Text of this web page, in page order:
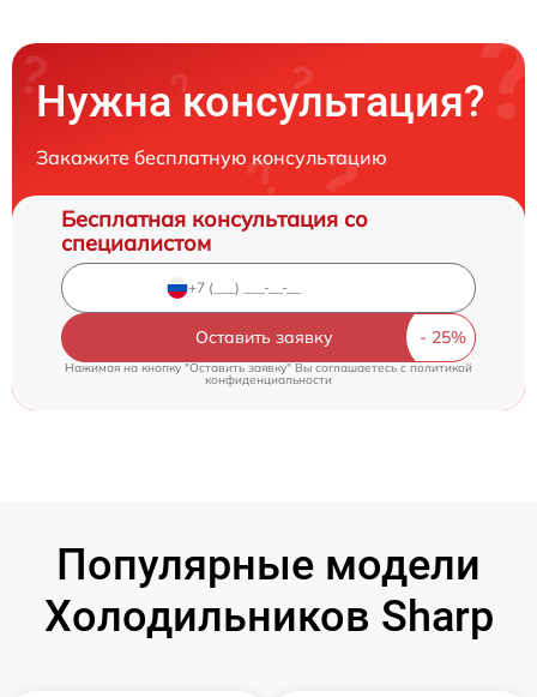
Нужна консультация?
Закажите бесплатную консультацию
Бесплатная консультация со
специалистом
Оставить заявку
Нажимая на кнопку "Оставить заявку" Вы соглашаетесь cполитикой
конфиденциальности
Популярные модели
Холодильников Sharp